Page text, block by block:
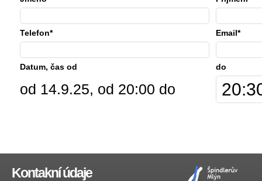
Telefon* Email*
Datum, čas od do
od 14.9.25, od 20:00 do
Kontakní údaje